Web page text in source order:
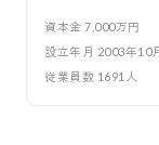
資本金7,000万円
設立年月 2003年10
従業員数 1691 人